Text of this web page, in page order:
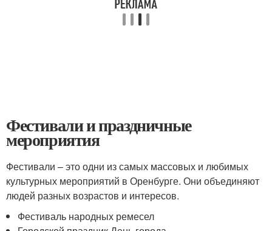
Фестивали и праздничные
мероприятия
Фестивали – это одни из самых массовых и любимых
культурных мероприятий в Оренбурге. Они объединяют
людей разных возрастов и интересов.
Фестиваль народных ремесел